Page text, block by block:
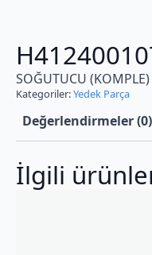
SOĞUTUCU (KOMPLE)
Kategoriler:Yedek Parça
Değerlendirmeler (0)
İlgili